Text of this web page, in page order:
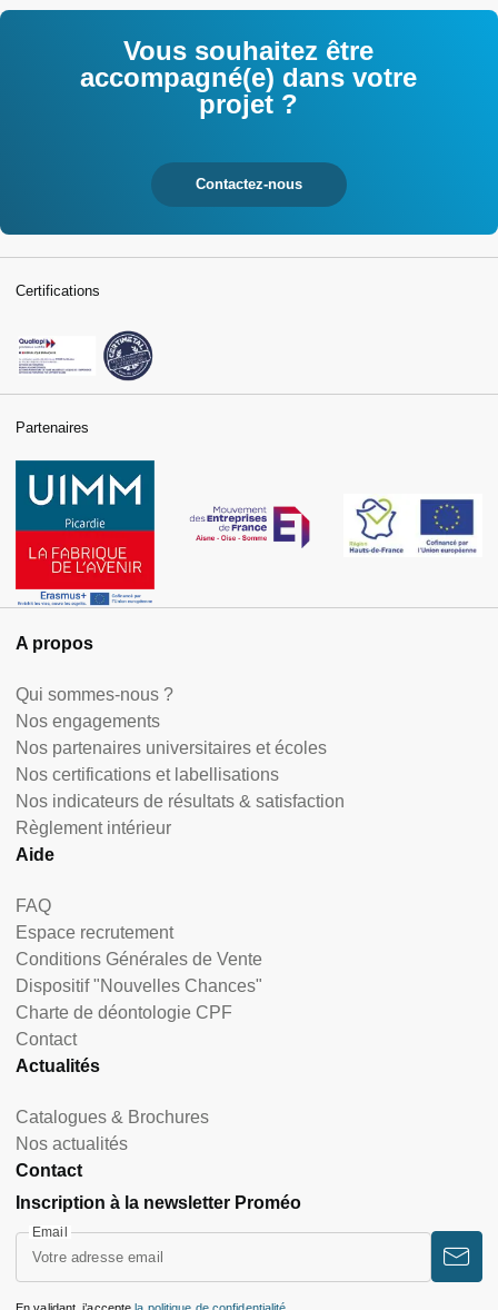
Vous souhaitez être
accompagné(e) dans votre
projet ?
Contactez-nous
A propos
Qui sommes-nous ?
Nos engagements
Nos partenaires universitaires et écoles
Nos certifications et labellisations
Nos indicateurs de résultats & satisfaction
Règlement intérieur
Aide
FAQ
Espace recrutement
Conditions Générales de Vente
Dispositif "Nouvelles Chances"
Charte de déontologie CPF
Contact
Actualités
Catalogues & Brochures
Nos actualités
Contact
Inscription à la newsletter Proméo
Email
Certifications
Partenaires